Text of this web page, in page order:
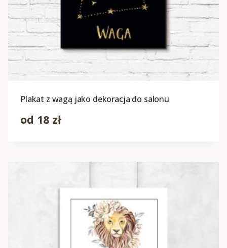
Plakat z wagą jako dekoracja do salonu
od 18 zł